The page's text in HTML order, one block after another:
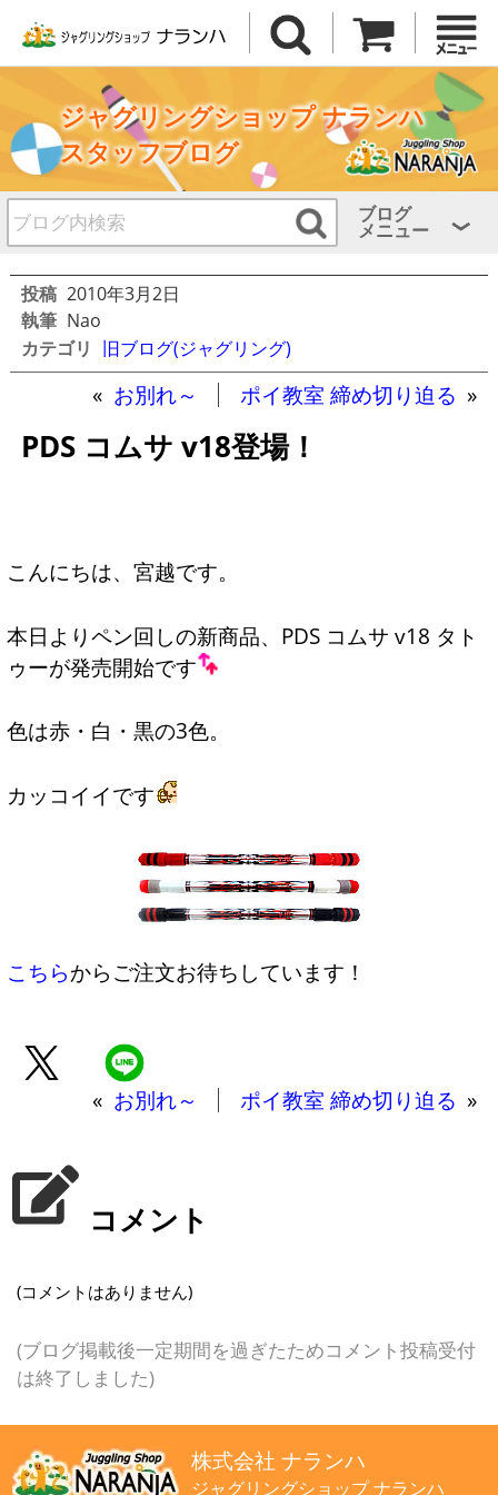
ジャグリングショップ ナランハ
スタッフブログ
ブログ
メニュー
投稿 2010年3月2日
執筆 Nao
カテゴリ 旧ブログ(ジャグリング)
« お別れ～ ポイ教室 締め切り迫る »
PDS コムサ v18登場！
こんにちは、宮越です。
本日よりペン回しの新商品、PDS コムサ v18 タト
ゥーが発売開始です
色は赤・白・黒の3色。
カッコイイです
こちらからご注文お待ちしています！
« お別れ～ ポイ教室 締め切り迫る »
コメント
(コメントはありません)
(ブログ掲載後一定期間を過ぎたためコメント投稿受付
は終了しました)
株式会社 ナランハ
ジャグリングショップ ナランハ